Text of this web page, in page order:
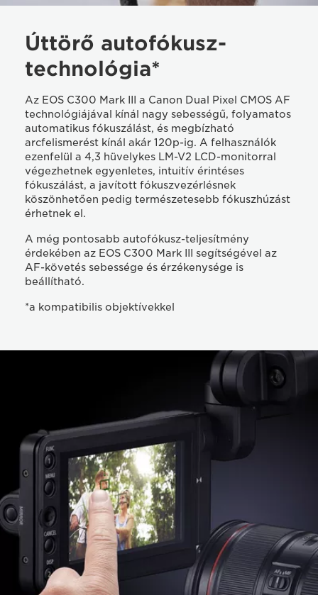
Úttörő autofókusz-
technológia*
Az EOS C300 Mark III a Canon Dual Pixel CMOS AF
technológiájával kínál nagy sebességű, folyamatos
automatikus fókuszálást, és megbízható
arcfelismerést kínál akár 120p-ig. A felhasználók
ezenfelül a 4,3 hüvelykes LM-V2 LCD-monitorral
végezhetnek egyenletes, intuitív érintéses
fókuszálást, a javított fókuszvezérlésnek
köszönhetően pedig természetesebb fókuszhúzást
érhetnek el.
A még pontosabb autofókusz-teljesítmény
érdekében az EOS C300 Mark III segítségével az
AF-követés sebessége és érzékenysége is
beállítható.
*a kompatibilis objektívekkel